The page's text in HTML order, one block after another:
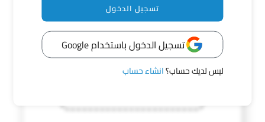
تسجيل الدخول
تسجيل الدخول باستخدام Google
ليس لديك حساب؟انشاء حساب
تصفيه من 3402 الحالات
يمكنك البحث عن مفقود بصوره